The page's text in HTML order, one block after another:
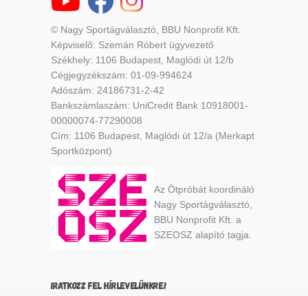
© Nagy Sportágválasztó, BBU Nonprofit Kft.
Képviselő: Szemán Róbert ügyvezető
Székhely: 1106 Budapest, Maglódi út 12/b
Cégjegyzékszám: 01-09-994624
Adószám: 24186731-2-42
Bankszámlaszám: UniCredit Bank 10918001-
00000074-77290008
Cím: 1106 Budapest, Maglódi út 12/a (Merkapt
Sportközpont)
Az Ötpróbát koordináló
Nagy Sportágválasztó,
BBU Nonprofit Kft. a
SZEOSZ alapító tagja.
IRATKOZZ FEL HÍRLEVELÜNKRE!